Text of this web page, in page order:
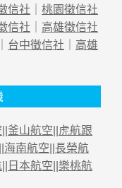
信社 ｜ 桃園徵信社
信社 ｜ 高雄徵信社
｜ 台中徵信社 ｜ 高雄
釜山航空
虎航跟
海南航空 長榮航
日本航空 樂桃航